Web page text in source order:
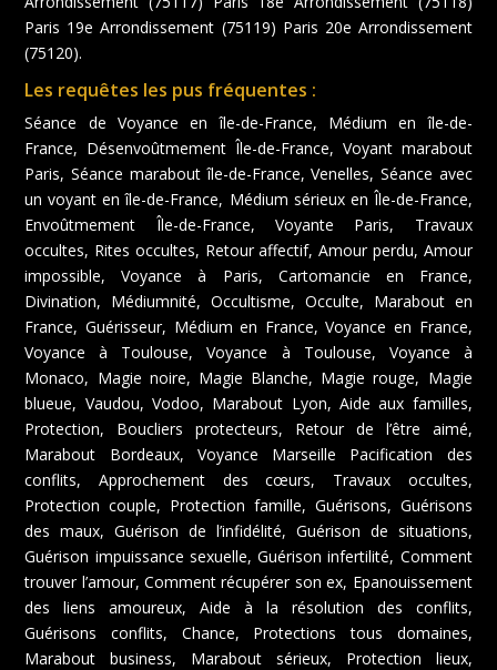
Paris 19e Arrondissement (75119) Paris 20e Arrondissement
(75120).
Les requêtes les pus fréquentes :
Séance de Voyance en île-de-France, Médium en île-de-
France, Désenvoûtmement Île-de-France, Voyant marabout
Paris, Séance marabout île-de-France, Venelles, Séance avec
un voyant en île-de-France, Médium sérieux en Île-de-France,
Envoûtmement Île-de-France, Voyante Paris, Travaux
occultes, Rites occultes, Retour affectif, Amour perdu, Amour
impossible, Voyance à Paris, Cartomancie en France,
Divination, Médiumnité, Occultisme, Occulte, Marabout en
France, Guérisseur, Médium en France, Voyance en France,
Voyance à Toulouse, Voyance à Toulouse, Voyance à
Monaco, Magie noire, Magie Blanche, Magie rouge, Magie
blueue, Vaudou, Vodoo, Marabout Lyon, Aide aux familles,
Protection, Boucliers protecteurs, Retour de l’être aimé,
Marabout Bordeaux, Voyance Marseille Pacification des
conflits, Approchement des cœurs, Travaux occultes,
Protection couple, Protection famille, Guérisons, Guérisons
des maux, Guérison de l’infidélité, Guérison de situations,
Guérison impuissance sexuelle, Guérison infertilité, Comment
trouver l’amour, Comment récupérer son ex, Epanouissement
des liens amoureux, Aide à la résolution des conflits,
Guérisons conflits, Chance, Protections tous domaines,
Marabout business, Marabout sérieux, Protection lieux,